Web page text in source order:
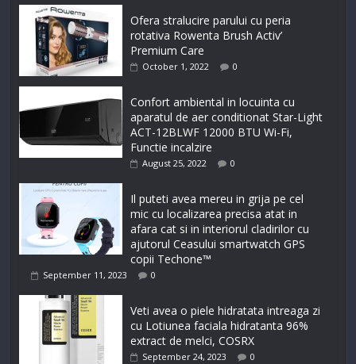
Ofera stralucire parului cu peria
rotativa Rowenta Brush Activ’
Premium Care
October 1, 2022 0
Confort ambiental in locuinta cu
aparatul de aer conditionat Star-Light
ACT-12BLWF 12000 BTU Wi-Fi,
Functie incalzire
August 25, 2022 0
Il puteti avea mereu in grija pe cel
mic cu localizarea precisa atat in
afara cat si in interiorul cladirilor cu
ajutorul Ceasului smartwatch GPS
copii Techone™
September 11, 2023 0
Veti avea o piele hidratata intreaga zi
cu Lotiunea faciala hidratanta 96%
extract de melci, COSRX
September 24, 2023 0